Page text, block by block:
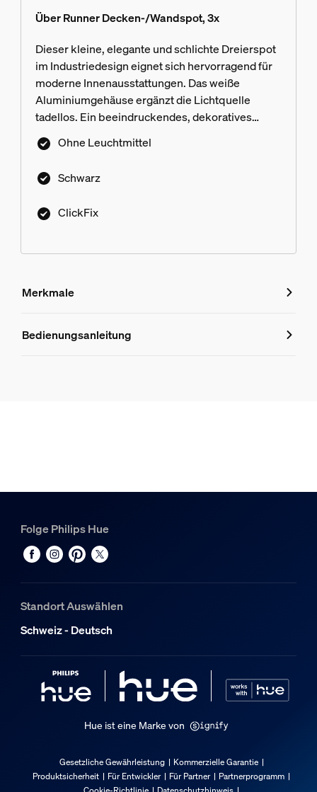
Über Runner Decken-/Wandspot, 3x
Dieser kleine, elegante und schlichte Dreierspot
im Industriedesign eignet sich hervorragend für
moderne Innenausstattungen. Das weiße
Aluminiumgehäuse ergänzt die Lichtquelle
tadellos. Ein beeindruckendes, dekoratives
Glanzstück mit rotierender Lichtquelle.
Ohne Leuchtmittel
Schwarz
ClickFix
Merkmale
Merkmale
Farbe
Schwarz
Umweltschutz
Entsorgung des Produkts
Entsorge das Produkt am Ende seiner (wirtschaftlichen)
Schwenkbarer Spotkopf
Bedienungsanleitung
Folge Philips Hue
Standort Auswählen
Schweiz - Deutsch
Hue ist eine Marke von
Gesetzliche Gewährleistung
Kommerzielle Garantie
Produktsicherheit
Für Entwickler Für Partner
Partnerprogramm